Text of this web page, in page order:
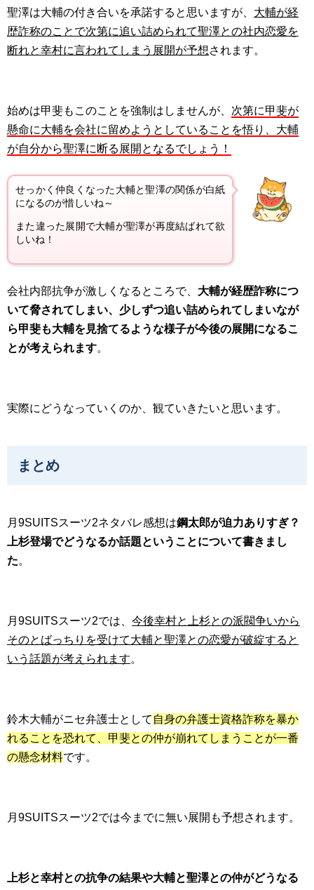
聖澤は大輔の付き合いを承諾すると思いますが、 大輔が経
歴詐称のことで次第に追い詰められて聖澤との社内恋愛を
断れと幸村に言われてしまう展開が予想されます。
始めは甲斐もこのことを強制はしませんが、 次第に甲斐が
懸命に大輔を会社に留めようとしていることを悟り、大輔
が自分から聖澤に断る展開となるでしょう！
せっかく仲良くなった大輔と聖澤の関係が白紙
になるのが惜しいね～
また違った展開で大輔が聖澤が再度結ばれて欲
しいね！
会社内部抗争が激しくなるところで、 大輔が経歴詐称につ
いて脅されてしまい、少しずつ追い詰められてしまいなが
ら甲斐も大輔を見捨てるような様子が今後の展開になるこ
とが考えられます。
実際にどうなっていくのか、観ていきたいと思います。
まとめ
月9SUITSスーツ2ネタバレ感想は鋼太郎が迫力ありすぎ？
上杉登場でどうなるか話題ということについて書きまし
た。
月9SUITSスーツ2では、 今後幸村と上杉との派閥争いから
そのとばっちりを受けて大輔と聖澤との恋愛が破綻すると
いう話題が考えられます。
鈴木大輔がニセ弁護士として 自身の弁護士資格詐称を暴か
れることを恐れて、甲斐との仲が崩れてしまうことが一番
の懸念材料です。
月9SUITSスーツ2では今までに無い展開も予想されます。
上杉と幸村との抗争の結果や大輔と聖澤との仲がどうなる